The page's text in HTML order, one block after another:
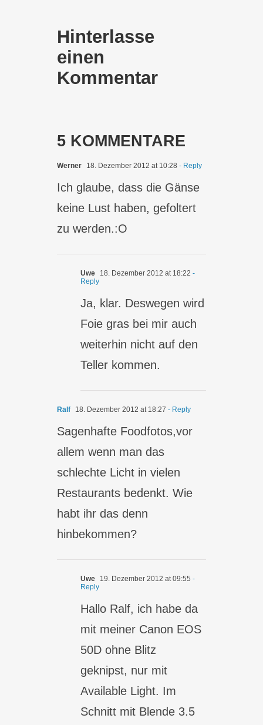
Hinterlasse
einen
Kommentar
5 KOMMENTARE
Werner 18. Dezember 2012 at 10:28 - Reply
Ich glaube, dass die Gänse
keine Lust haben, gefoltert
zu werden.:O
Uwe 18. Dezember 2012 at 18:22 -
Reply
Ja, klar. Deswegen wird
Foie gras bei mir auch
weiterhin nicht auf den
Teller kommen.
Ralf 18. Dezember 2012 at 18:27 - Reply
Sagenhafte Foodfotos,vor
allem wenn man das
schlechte Licht in vielen
Restaurants bedenkt. Wie
habt ihr das denn
hinbekommen?
Uwe 19. Dezember 2012 at 09:55 -
Reply
Hallo Ralf, ich habe da
mit meiner Canon EOS
50D ohne Blitz
geknipst, nur mit
Available Light. Im
Schnitt mit Blende 3.5